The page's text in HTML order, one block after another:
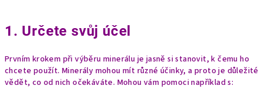
1. Určete svůj účel
Prvním krokem při výběru minerálu je jasně si stanovit, k čemu ho
chcete použít. Minerály mohou mít různé účinky, a proto je důležité
vědět, co od nich očekáváte. Mohou vám pomoci například s: